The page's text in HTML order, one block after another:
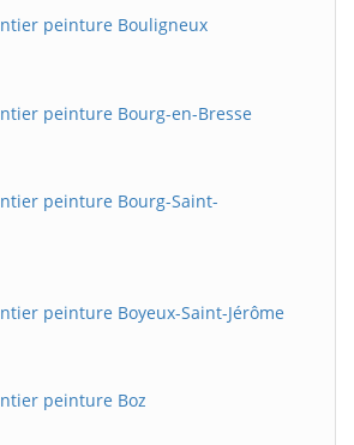
peinture Bouligneux
peinture Bourg-en-Bresse
peinture Bourg-Saint-
peinture Boyeux-Saint-Jérôme
peinture Boz